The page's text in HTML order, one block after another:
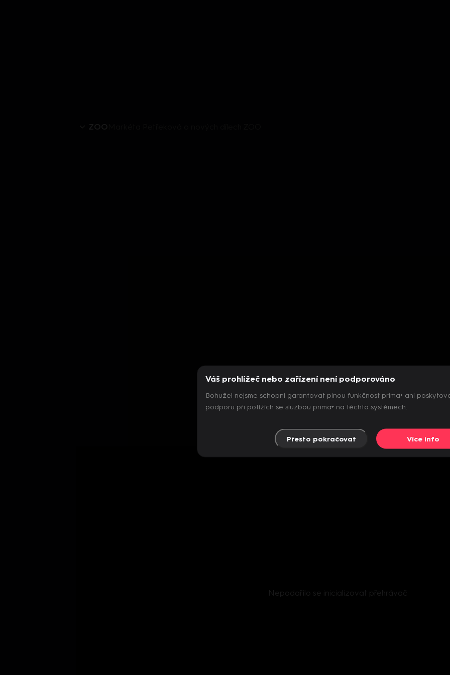
Nepodařilo se inicializovat přehrávač
Váš prohlížeč nebo zařízení není podporováno
Bohužel nejsme schopni garantovat plnou funkčnost prima+ ani
podporu při potížích se službou prima+ na těchto systémech.
Přesto pokračovat Více info